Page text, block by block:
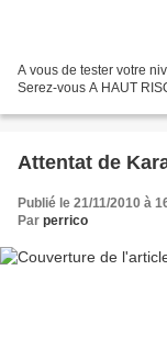
A vous de tester votre
Serez-vous A HAUT
Attentat de
Publié le 21/11/2010 à
Par perrico